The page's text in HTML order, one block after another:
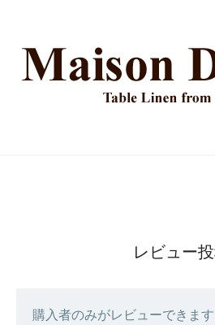
レビュー
購入者のみがレビューできま